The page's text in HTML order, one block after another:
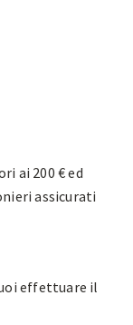
ai 200 € ed
assicurati
effettuare il